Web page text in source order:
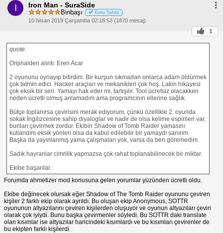
I Iron Man - SuraSide
Binbaşı Konu Sahibi
10 Nisan 2019 Çarşamba 02:18:53 (1870 mesaj)
1
quote:
Orijinalden alıntı: Eren Acar
2 oyununu oynayıp bitirdim. Bir kurşun sıkmadan onlarca adam öldürmek
çok tatmin edici. Hacker araçları ve mekanikleri çok hoş. Lakin hikayesi
çok eksik bir seri. Yamayı hak eder mi, tartışılır. Tool ücretsiz olacakken
neden ücretli olmuş anlamadım ama programcının ellerine sağlık.
Bütçe toplanırsa çevirisini merak ediyorum, çünkü özellikle 2. oyunda
sokak İngilizcesine sahip diyaloglar ve nadir de olsa kelime espirileri var,
bunları çevirmek zordur. Ekibin Shadow of Tomb Raider yamasını
kullandım eksik yönleri olsa da kabul edilebilir bir yamaydı sanırım.
Başka da yayınlanmış yama çalışmaları yok, varsa da ben göremedim.
Sadık hayranlar cimrilik yapmazsa çok rahat toplanabilinecek bir miktar.
Ekibe başarılar.
Forumda ahmetizer mod konusuna gelen yorumlar yüzünden ücretli oldu.
Ekibe değinecek olursak eğer Shadow of The Tomb Raider oyununu çeviren
kişiler 2 farklı ekip olarak ayrıldı. Bu oluşan ekip Anonymous, SOTTR
oyununun altyazılarını çeviren kişilerden oluşuyor ve oyunun altyazıları çeviri
olarak çok iyiydi. Bunu başka çevirmenler söyledi. Bu SOTTR daki translate
olan kısımlar ise altyazılar haricindeki kısımlardı ve bu kısımları çevirenler de
bu ekipten farklı kişilerdi.